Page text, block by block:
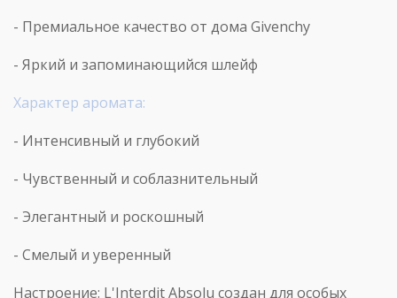
- Премиальное качество от дома Givenchy
- Яркий и запоминающийся шлейф
Характер аромата:
- Интенсивный и глубокий
- Чувственный и соблазнительный
- Элегантный и роскошный
- Смелый и уверенный
Настроение: L'InterditAbsolu создан для особых